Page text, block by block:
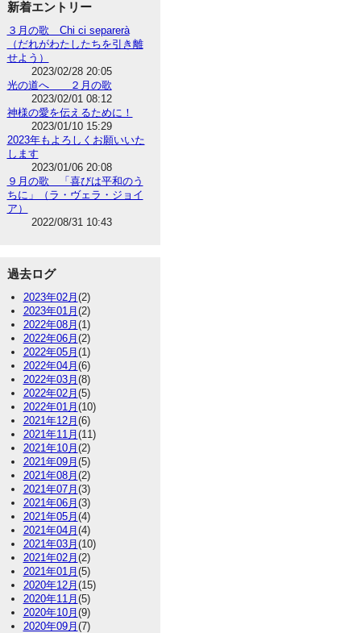
新着エントリー
３月の歌 Chi ci separerà
（だれがわたしたちを引き離
せよう）
2023/02/28 20:05
光の道へ ２月の歌
2023/02/01 08:12
神様の愛を伝えるために！
2023/01/10 15:29
2023年もよろしくお願いいた
します
2023/01/06 20:08
９月の歌 「喜びは平和のう
ちに」（ラ・ヴェラ・ジョイ
ア）
2022/08/31 10:43
過去ログ
2023年02月 (2)
2023年01月 (2)
2022年08月 (1)
2022年06月 (2)
2022年05月 (1)
2022年04月 (6)
2022年03月 (8)
2022年02月 (5)
2022年01月 (10)
2021年12月 (6)
2021年11月 (11)
2021年10月 (2)
2021年09月 (5)
2021年08月 (2)
2021年07月 (3)
2021年06月 (3)
2021年05月 (4)
2021年04月 (4)
2021年03月 (10)
2021年02月 (2)
2021年01月 (5)
2020年12月 (15)
2020年11月 (5)
2020年10月 (9)
2020年09月 (7)